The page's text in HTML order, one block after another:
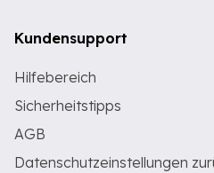
Kundensupport
Hilfebereich
Sicherheitstipps
AGB
Datenschutzeinstellungen